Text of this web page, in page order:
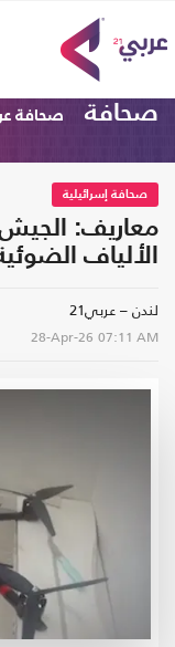
صحافة صحافة
صحافة إسرائيلية
معاريف:
الألياف
لندن – عربي21
28-Apr-26 07:11 AM